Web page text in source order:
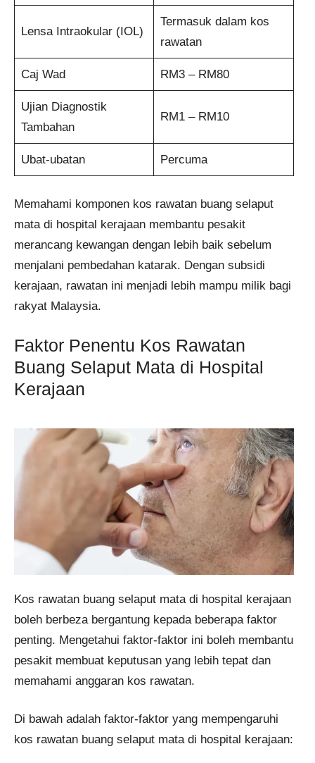
Lensa Intraokular (IOL)
Termasuk dalam kos
rawatan
Caj Wad RM3 – RM80
Ujian Diagnostik
Tambahan
RM1 – RM10
Ubat-ubatan Percuma
Memahami komponen kos rawatan buang selaput
mata di hospital kerajaan membantu pesakit
merancang kewangan dengan lebih baik sebelum
menjalani pembedahan katarak. Dengan subsidi
kerajaan, rawatan ini menjadi lebih mampu milik bagi
rakyat Malaysia.
Faktor Penentu Kos Rawatan
Buang Selaput Mata di Hospital
Kerajaan
Kos rawatan buang selaput mata di hospital kerajaan
boleh berbeza bergantung kepada beberapa faktor
penting. Mengetahui faktor-faktor ini boleh membantu
pesakit membuat keputusan yang lebih tepat dan
memahami anggaran kos rawatan.
Di bawah adalah faktor-faktor yang mempengaruhi
kos rawatan buang selaput mata di hospital kerajaan: